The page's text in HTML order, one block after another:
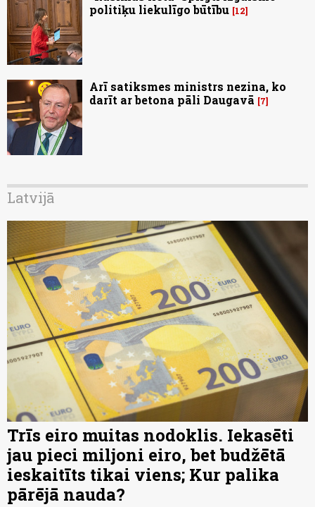
politiķu liekulīgo būtību 12
Arī satiksmes ministrs nezina, ko
darīt ar betona pāli Daugavā
7
Latvijā
Trīs eiro muitas nodoklis. Iekasēti
jau pieci miljoni eiro, bet budžētā
ieskaitīts tikai viens; Kur palika
pārējā nauda?